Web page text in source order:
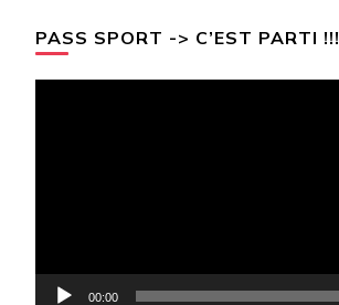
PASS SPORT -> C’EST PARTI !!!
00:00